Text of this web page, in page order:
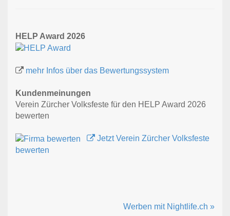
HELP Award 2026
mehr Infos über das Bewertungssystem
Kundenmeinungen
Verein Zürcher Volksfeste für den HELP Award 2026
bewerten
Jetzt Verein Zürcher Volksfeste
bewerten
Werben mit Nightlife.ch »